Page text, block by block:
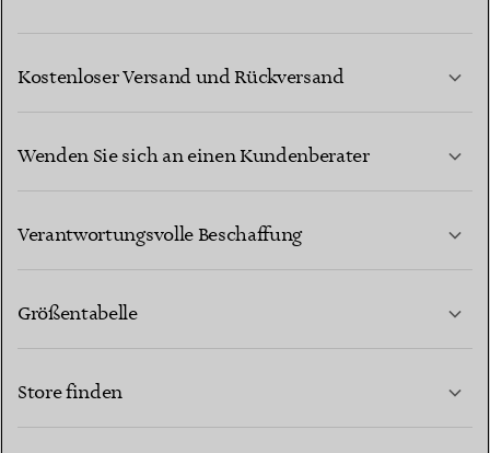
Kostenloser Versand und Rückversand
Wenden Sie sich an einen Kundenberater
Verantwortungsvolle Beschaffung
Größentabelle
Store finden